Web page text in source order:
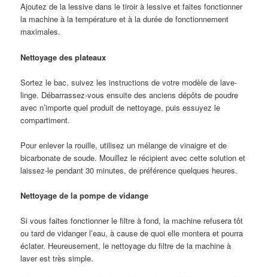
Ajoutez de la lessive dans le tiroir à lessive et faites fonctionner
la machine à la température et à la durée de fonctionnement
maximales.
Nettoyage des plateaux
Sortez le bac, suivez les instructions de votre modèle de lave-
linge. Débarrassez-vous ensuite des anciens dépôts de poudre
avec n’importe quel produit de nettoyage, puis essuyez le
compartiment.
Pour enlever la rouille, utilisez un mélange de vinaigre et de
bicarbonate de soude. Mouillez le récipient avec cette solution et
laissez-le pendant 30 minutes, de préférence quelques heures.
Nettoyage de la pompe de vidange
Si vous faites fonctionner le filtre à fond, la machine refusera tôt
ou tard de vidanger l’eau, à cause de quoi elle montera et pourra
éclater. Heureusement, le nettoyage du filtre de la machine à
laver est très simple.